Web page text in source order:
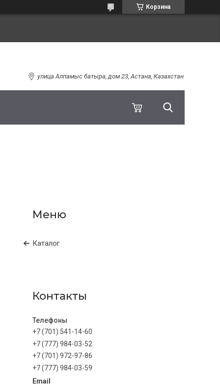
Корзина
улица Алпамыс батыра, дом 23, Астана, Казахстан
Каталог
Контакты
+7 (701) 541-14-60
+7 (777) 984-03-52
+7 (701) 972-97-86
+7 (777) 984-03-59